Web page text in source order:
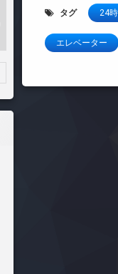
タグ 24
エレベーター